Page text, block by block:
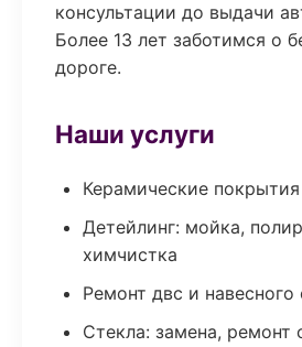
консультации до выдачи
Более 13 лет заботимся о
дороге.
Наши услуги
Керамические
Детейлинг: мойка,
химчистка
Ремонт двс и навесного
Стекла: замена, ремонт